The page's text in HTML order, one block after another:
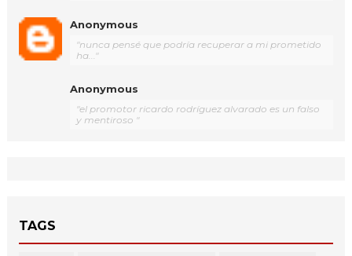
Anonymous
"nunca pensé que podría recuperar a mi prometido
ha..."
Anonymous
"el promotor ricardo rodríguez alvarado es un falso
y mentiroso "
TAGS